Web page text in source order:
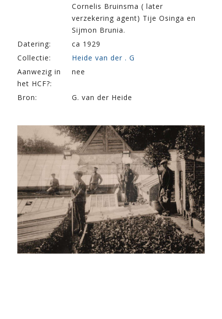
Cornelis Bruinsma ( later
verzekering agent) Tije Osinga en
Sijmon Brunia.
Datering:
ca 1929
Collectie:
Heide van der . G
Aanwezig in
het HCF?:
nee
Bron: G. van der Heide